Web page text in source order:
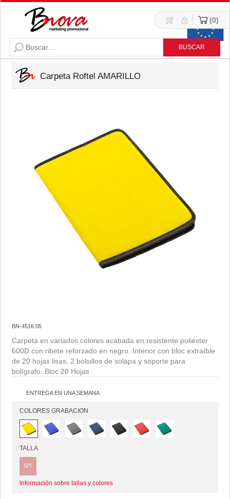
/ 0
Carpeta Roftel AMARILLO
BN-4516.05
Carpeta en variados colores acabada en resistente poliéster
600D con ribete reforzado en negro. Interior con bloc extraíble
de 20 hojas lisas, 2 bolsillos de solapa y soporte para
bolígrafo. Bloc 20 Hojas
ENTREGA EN UNA SEMANA
COLORES GRABACION
TALLA
S/T
Información sobre tallas y colores